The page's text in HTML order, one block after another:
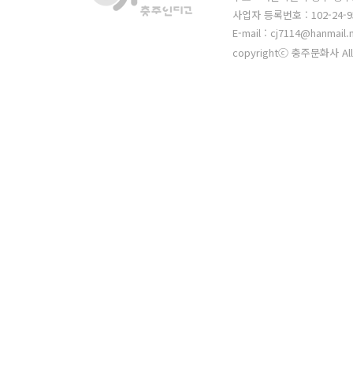
사업자 등록번호 : 102-24-
E-mail :
copyrightⓒ 충주문화사